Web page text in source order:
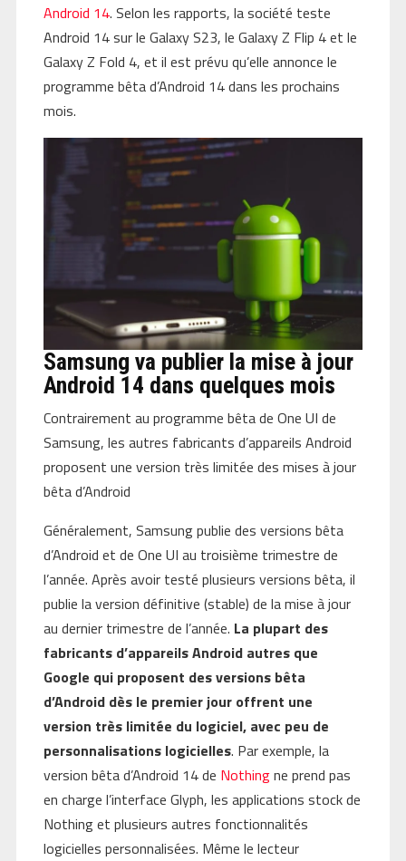
Android 14. Selon les rapports, la société teste
Android 14 sur le Galaxy S23, le Galaxy Z Flip 4 et le
Galaxy Z Fold 4, et il est prévu qu’elle annonce le
programme bêta d’Android 14 dans les prochains
mois.
Samsung va publier la mise à jour
Android 14 dans quelques mois
Contrairement au programme bêta de One UI de
Samsung, les autres fabricants d’appareils Android
proposent une version très limitée des mises à jour
bêta d’Android
Généralement, Samsung publie des versions bêta
d’Android et de One UI au troisième trimestre de
l’année. Après avoir testé plusieurs versions bêta, il
publie la version définitive (stable) de la mise à jour
au dernier trimestre de l’année. La plupart des
fabricants d’appareils Android autres que
Google qui proposent des versions bêta
d’Android dès le premier jour offrent une
version très limitée du logiciel, avec peu de
personnalisations logicielles. Par exemple, la
version bêta d’Android 14 de Nothingne prend pas
en charge l’interface Glyph, les applications stock de
Nothing et plusieurs autres fonctionnalités
logicielles personnalisées. Même le lecteur